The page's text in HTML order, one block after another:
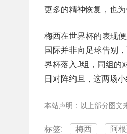
更多的精神恢复，也
梅西在世界杯的表现
国际并非向足球告别
界杯落入J组，同组的
日对阵约旦，这两场
本站声明：以上部分图文
标签: 梅西 阿